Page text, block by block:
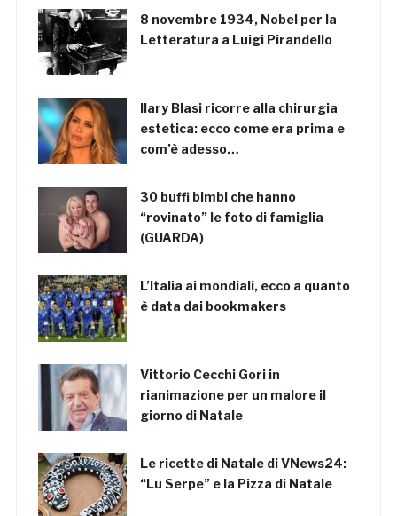
8 novembre 1934, Nobel per la
Letteratura a Luigi Pirandello
Ilary Blasi ricorre alla chirurgia
estetica: ecco come era prima e
com’è adesso…
30 buffi bimbi che hanno
“rovinato” le foto di famiglia
(GUARDA)
L’Italia ai mondiali, ecco a quanto
è data dai bookmakers
Vittorio Cecchi Gori in
rianimazione per un malore il
giorno di Natale
Le ricette di Natale di VNews24:
“Lu Serpe” e la Pizza di Natale